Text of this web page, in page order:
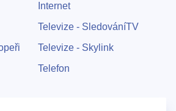
Internet
Televize - SledováníTV
Televize - Skylink
Telefon